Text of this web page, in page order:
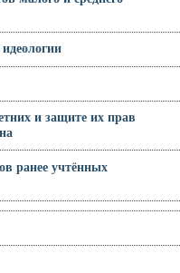
и защите их прав
ранее учтённых